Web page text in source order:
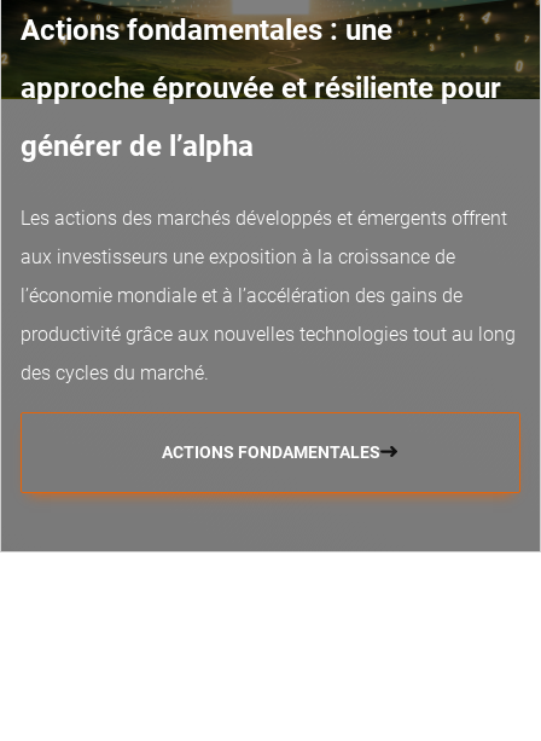
Actions fondamentales : une
approche éprouvée et résiliente pour
générer de l’alpha
Les actions des marchés développés et émergents offrent
aux investisseurs une exposition à la croissance de
l’économie mondiale et à l’accélération des gains de
productivité grâce aux nouvelles technologies tout au long
des cycles du marché.
ACTIONS FONDAMENTALES